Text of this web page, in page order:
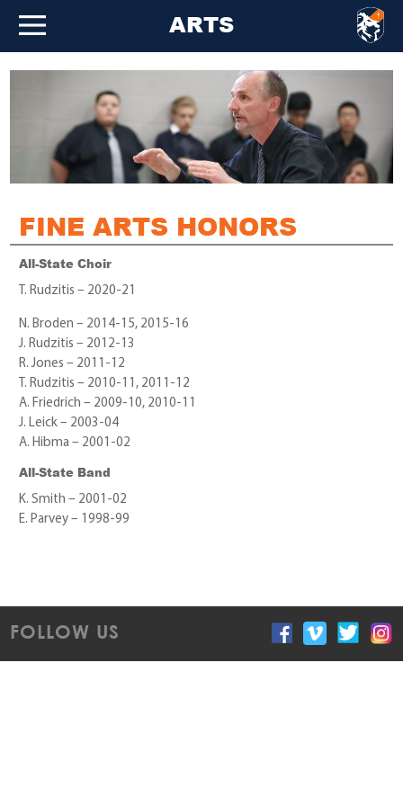
ARTS
FINE ARTS HONORS
All-State Choir
T. Rudzitis – 2020-21
N. Broden – 2014-15, 2015-16
J. Rudzitis – 2012-13
R. Jones – 2011-12
T. Rudzitis – 2010-11, 2011-12
A. Friedrich – 2009-10, 2010-11
J. Leick – 2003-04
A. Hibma – 2001-02
All-State Band
K. Smith – 2001-02
E. Parvey – 1998-99
FOLLOW US